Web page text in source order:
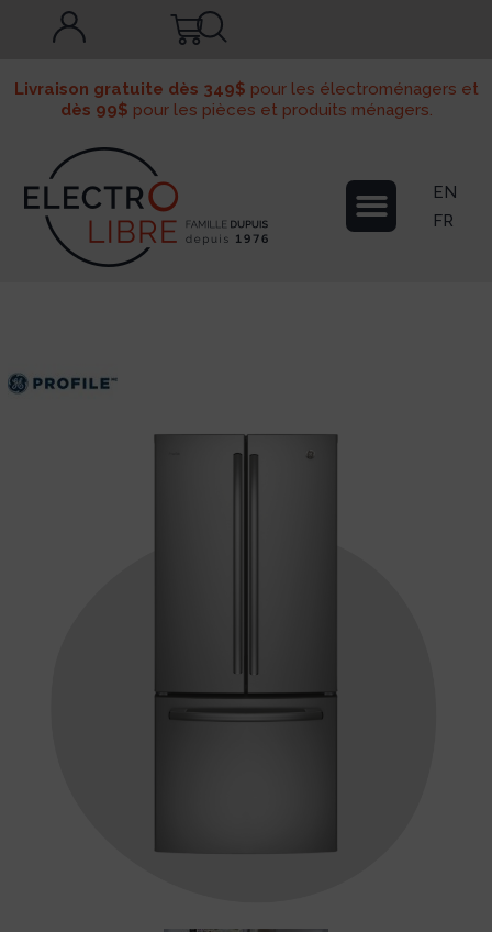
Livraison gratuite dès 349$ pour les électroménagers et
dès 99$ pour les pièces et produits ménagers.
EN
FR